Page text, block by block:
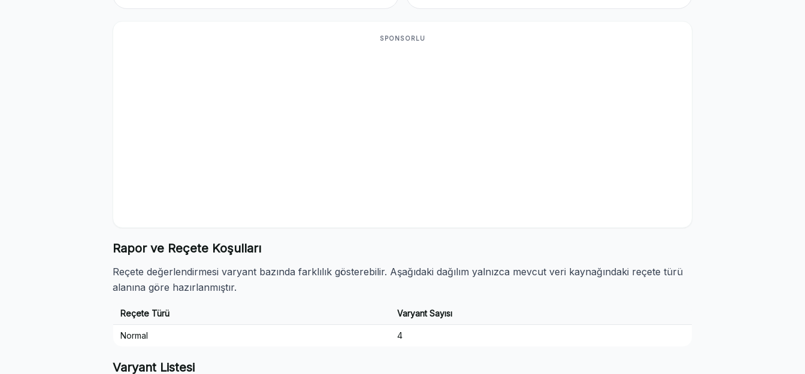
SPONSORLU
Rapor ve Reçete Koşulları
Reçete değerlendirmesi varyant bazında farklılık gösterebilir. Aşağıdaki dağılım yalnızca mevcut veri kaynağındaki reçete türü
alanına göre hazırlanmıştır.
Reçete Türü Varyant Sayısı
Normal 4
Varyant Listesi